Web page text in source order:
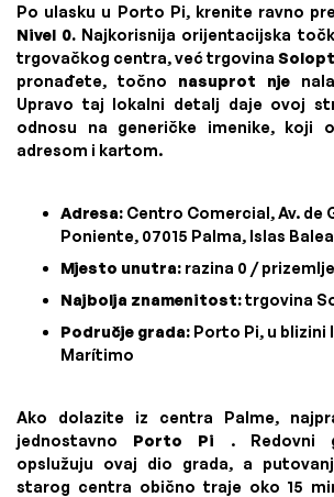
Po ulasku u Porto Pi, krenite ravno
Nivel 0. Najkorisnija orijentacijska
trgovačkog centra, već trgovina
pronađete, točno nasuprot nje
Upravo taj lokalni detalj daje ovoj
odnosu na generičke imenike, koji
adresom i kartom.
Adresa: Centro Comercial, Av. de
Poniente, 07015 Palma, Islas
Mjesto unutra: razina 0 / prizemlje
Najbolja znamenitost:trgovina
Područje grada: Porto Pi, u blizini
Marítimo
Ako dolazite iz centra Palme,
jednostavno Porto Pi . Redovni
opslužuju ovaj dio grada, a
starog centra obično traje oko 15